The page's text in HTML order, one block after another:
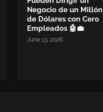
Negocio de un Millón
de Dólares con Cero
Empleados 🤖💼
June 13, 2026